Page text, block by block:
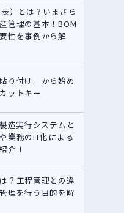
）とは？いまさら
管理の基本！BOM
性を事例から解
り付け」から始め
ットキー
造実行システムと
業務のIT化による
介！
？工程管理との違
理を行う目的を解